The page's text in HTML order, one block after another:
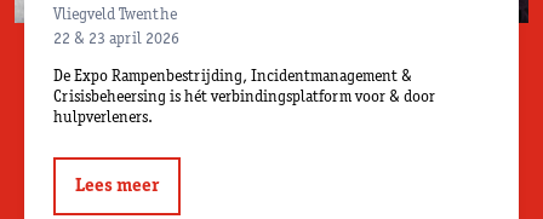
Vliegveld Twenthe
22 & 23 april 2026
De Expo Rampenbestrijding, Incidentmanagement &
Crisisbeheersing is hét verbindingsplatform voor & door
hulpverleners.
Lees meer